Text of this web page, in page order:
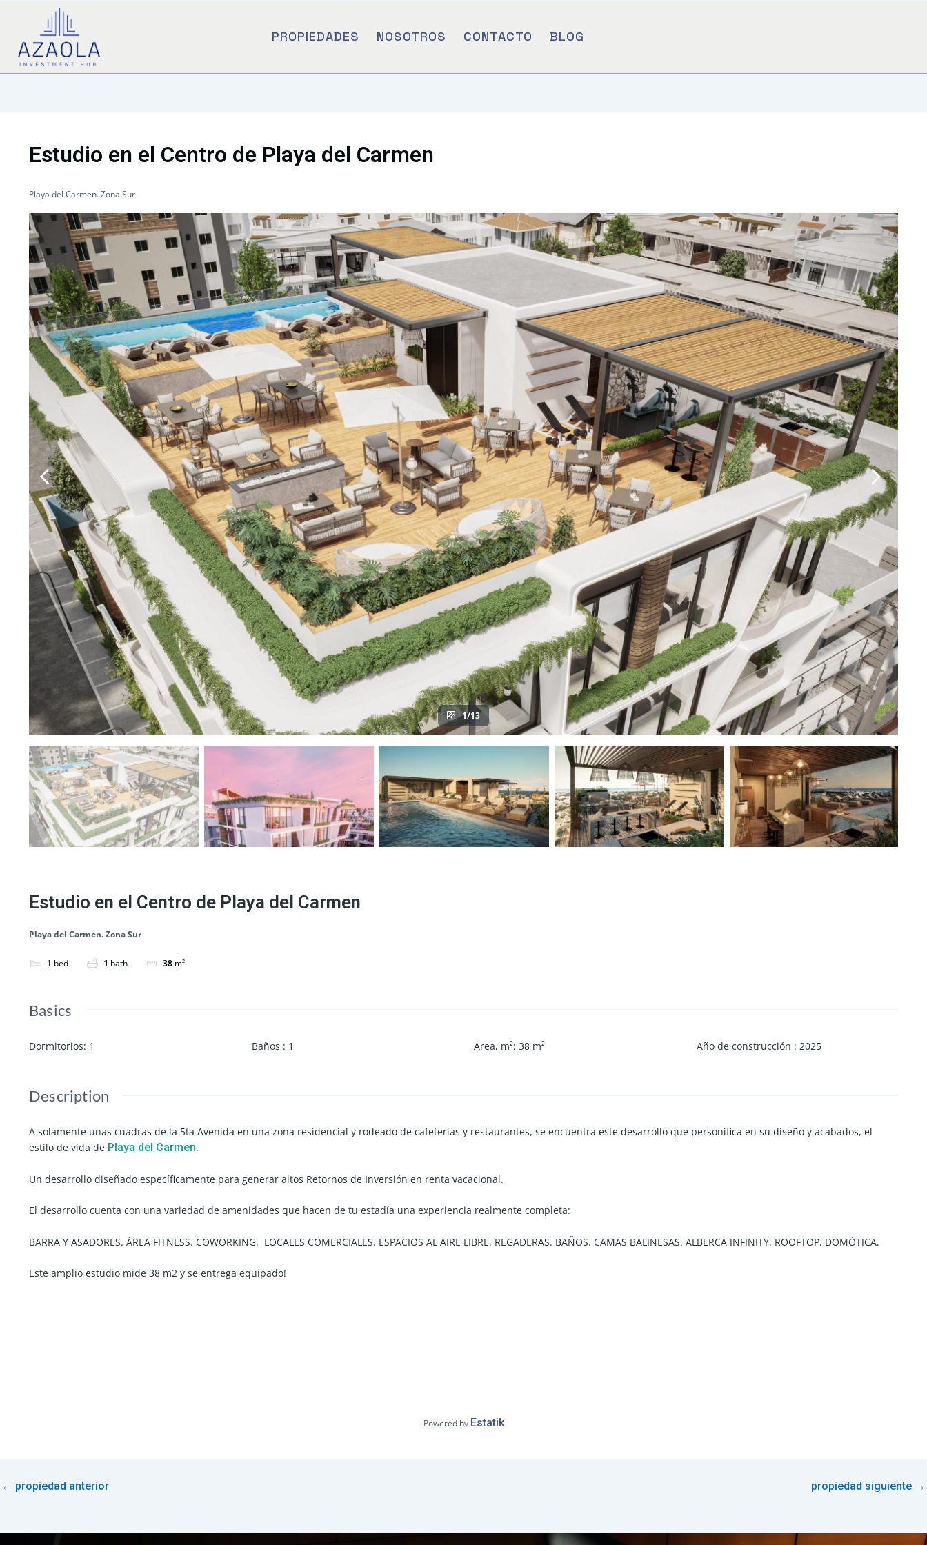
PROPIEDADES NOSOTROS CONTACTO BLOG
Estudio en el Centro de Playa del Carmen
Playa del Carmen. Zona Sur
1/13
Estudio en el Centro de Playa del Carmen
Playa del Carmen. Zona Sur
1 bed 1 bath 38 m²
Basics
Dormitorios: 1 Baños : 1 Área, m²: 38 m² Año de construcción : 2025
Description
A solamente unas cuadras de la 5ta Avenida en una zona residencial y rodeado de cafeterías y restaurantes, se encuentra este desarrollo que personifica en su diseño y acabados, el
estilo de vida de Playa del Carmen.
Un desarrollo diseñado específicamente para generar altos Retornos de Inversión en renta vacacional.
El desarrollo cuenta con una variedad de amenidades que hacen de tu estadía una experiencia realmente completa:
BARRA Y ASADORES. ÁREA FITNESS. COWORKING. LOCALES COMERCIALES. ESPACIOS AL AIRE LIBRE. REGADERAS. BAÑOS. CAMAS BALINESAS. ALBERCA INFINITY. ROOFTOP. DOMÓTICA.
Este amplio estudio mide 38 m2 y se entrega equipado!
Powered by Estatik
← propiedad anterior propiedad siguiente →